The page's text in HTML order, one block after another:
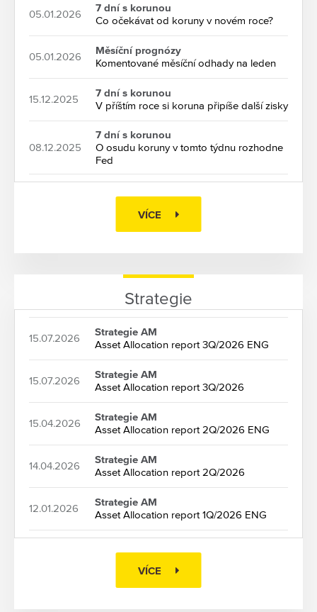
05.01.2026
7 dní s korunou
Co očekávat od koruny v novém roce?
05.01.2026
Měsíční prognózy
Komentované měsíční odhady na leden
15.12.2025
7 dní s korunou
V příštím roce si koruna připíše další zisky
08.12.2025
7 dní s korunou
O osudu koruny v tomto týdnu rozhodne
Fed
VÍCE
Strategie
15.07.2026
Strategie AM
Asset Allocation report 3Q/2026 ENG
15.07.2026
Strategie AM
Asset Allocation report 3Q/2026
15.04.2026
Strategie AM
Asset Allocation report 2Q/2026 ENG
14.04.2026
Strategie AM
Asset Allocation report 2Q/2026
12.01.2026
Strategie AM
Asset Allocation report 1Q/2026 ENG
VÍCE